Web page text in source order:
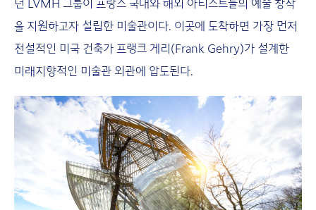
을 지원하고자 설립한 미술관이다. 이곳에 도착하면 가장 먼저
전설적인 미국 건축가 프랭크 게리(Frank Gehry)가 설계한
미래지향적인 미술관 외관에 압도된다.